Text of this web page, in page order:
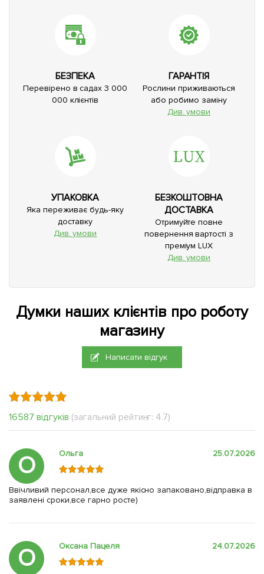
БЕЗПЕКА
Перевірено в садах 3 000
000 клієнтів
ГАРАНТІЯ
Рослини приживаються
або робимо заміну
Див. умови
УПАКОВКА
Яка переживає будь-яку
доставку
Див. умови
БЕЗКОШТОВНА
ДОСТАВКА
Отримуйте повне
повернення вартості з
преміум LUX
Див. умови
Думки наших клієнтів про роботу
магазину
Написати відгук
16587 відгуків (загальний рейтинг: 4.7)
О Ольга 25.07.2026
Ввічливий персонал,все дуже якісно запаковано,відправка в
заявлені сроки,все гарно росте)
О Оксана Пацеля 24.07.2026